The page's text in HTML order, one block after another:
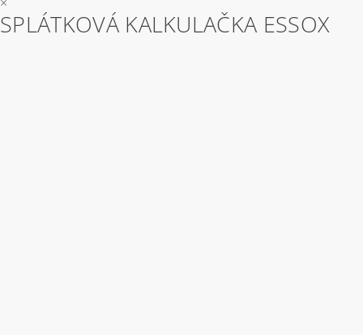
SPLÁTKOVÁ KALKULAČKA ESSOX